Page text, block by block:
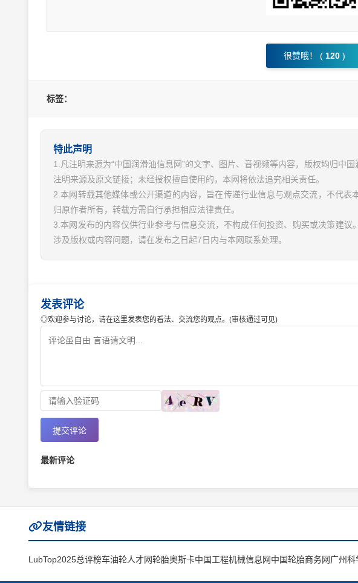
很赞哦！ ( 120 )
标签：
特此声明
1.凡注明来源为“中国润滑油信息网”的文字、图片、音视频等内容，版权均归中
注明来源及原文链接；未经授权擅自使用的，本网将依法追究相关责任。
2.本网转载其他媒体或公开渠道的内容，旨在传递行业信息与观点交流，不代
归原作者所有，转载方需自行承担相应法律责任。
3.本网发布的内容仅供行业参考与信息交流，不构成任何投资、购买或决策建
涉及版权或内容问题，请在发布之日起7日内与本网联系处理。
发表评论
◎欢迎参与讨论，请在这里发表您的看法、交流您的观点。(审核通过可见)
提交评论
最新评论
友情链接
LubTop2025总评榜车油轮人才网轮胎奥斯卡中国工程机械信息网中国轮胎商务网广州科